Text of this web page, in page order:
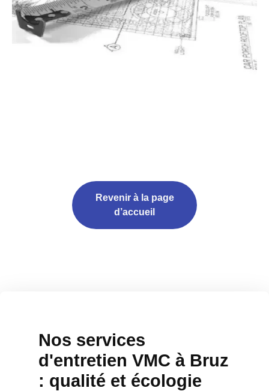
Revenir à la page
d’accueil
Nos services
d'entretien VMC à Bruz
: qualité et écologie